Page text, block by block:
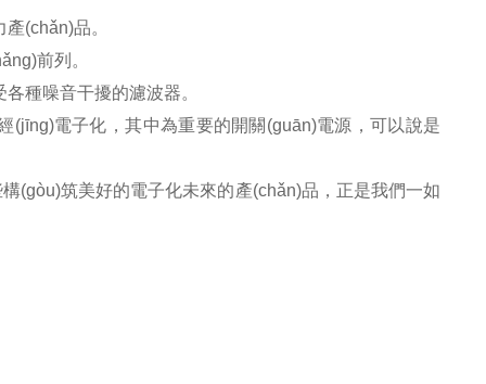
(chǎn)品。
前列 。
種噪音干擾的濾波器。
電子化，其中為重要的開關(guān)電源，可以說是
(gòu)筑美好的電子化未來的產(chǎn)品，正是我們一如